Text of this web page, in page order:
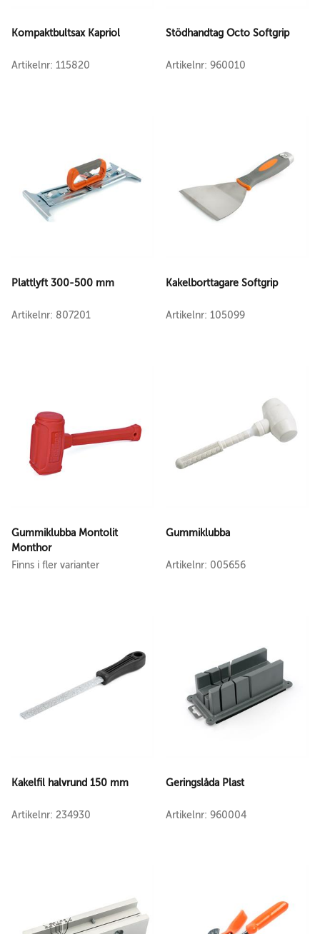
Kompaktbultsax Kapriol
Artikelnr: 115820
Stödhandtag Octo Softgrip
Artikelnr: 960010
Plattlyft 300-500 mm
Artikelnr: 807201
Kakelborttagare Softgrip
Artikelnr: 105099
Gummiklubba Montolit
Monthor
Finns i fler varianter
Gummiklubba
Artikelnr: 005656
Kakelfil halvrund 150 mm
Artikelnr: 234930
Geringslåda Plast
Artikelnr: 960004